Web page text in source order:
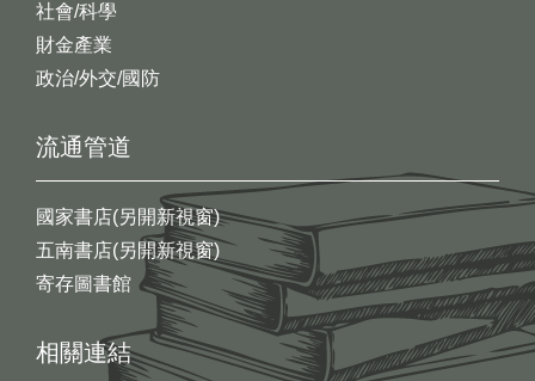
社會/科學
財金產業
政治/外交/國防
流通管道
國家書店(另開新視窗)
五南書店(另開新視窗)
寄存圖書館
相關連結